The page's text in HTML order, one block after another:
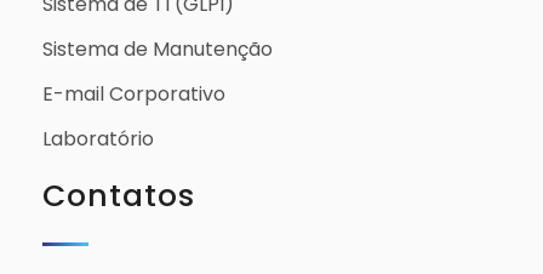
Sistema de Manutenção
E-mail Corporativo
Laboratório
Contatos